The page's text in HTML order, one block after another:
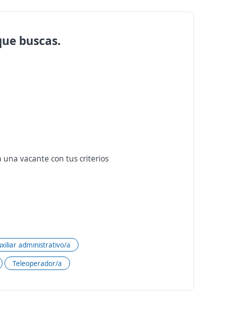
buscas.
una vacante con tus criterios
administrativo/a
Teleoperador/a